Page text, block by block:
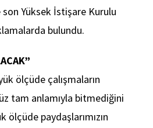
Yüksek İstişare Kurulu
bulundu.
ölçüde çalışmaların
tam anlamıyla bitmediğini
paydaşlarımızın